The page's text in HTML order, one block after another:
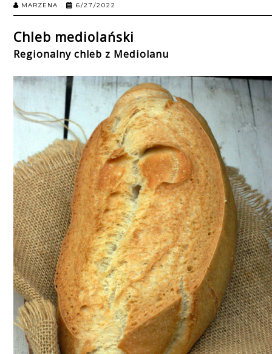
MARZENA 6/27/2022
Chleb mediolański
Regionalny chleb z Mediolanu